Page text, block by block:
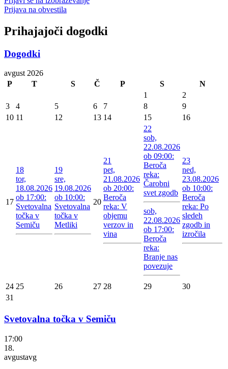
Prijava na obvestila
Prihajajoči dogodki
Dogodki
avgust 2026
P
T S Č P S
N
1
2
3
4 5 6 7 8
9
10 11 12 13 14 15 16
17
18
tor,
18.08.2026
ob 17:00:
Svetovalna
točka v
Semiču
19
sre,
19.08.2026
ob 10:00:
Svetovalna
točka v
Metliki
20
21
pet,
21.08.2026
ob 20:00:
Beroča
reka: V
objemu
verzov in
vina
22
sob,
22.08.2026
ob 09:00:
Beroča
reka:
Čarobni
svet zgodb
sob,
22.08.2026
ob 17:00:
Beroča
reka:
Branje nas
povezuje
23
ned,
23.08.2026
ob 10:00:
Beroča
reka: Po
sledeh
zgodb in
izročila
24 25 26 27 28 29
30
31
Svetovalna točka v Semiču
17:00
18.
avgustavg